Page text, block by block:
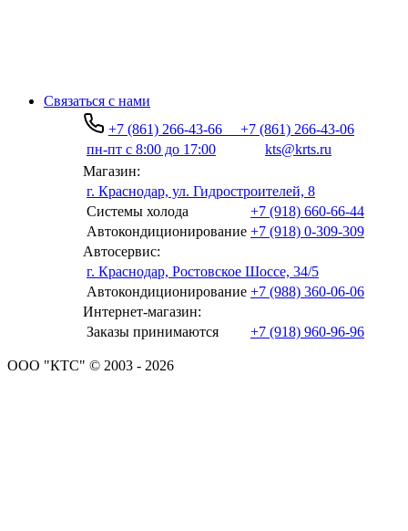
Связаться с нами
+7 (861) 266-43-66
+7 (861) 266-43-06
пн-пт с 8:00 до 17:00
kts@krts.ru
Магазин:
г. Краснодар, ул. Гидростроителей, 8
Системы холода
+7 (918) 660-66-44
Автокондиционирование +7 (918) 0-309-309
Автосервис:
г. Краснодар, Ростовское Шоссе, 34/5
Автокондиционирование +7 (988) 360-06-06
Интернет-магазин:
Заказы принимаются
+7 (918) 960-96-96
ООО "КТС" © 2003 - 2026